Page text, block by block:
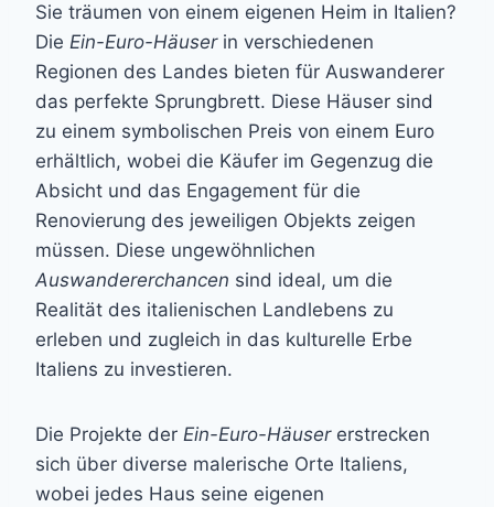
Sie träumen von einem eigenen Heim in Italien?
Die Ein-Euro-Häuserin verschiedenen
Regionen des Landes bieten für Auswanderer
das perfekte Sprungbrett. Diese Häuser sind
zu einem symbolischen Preis von einem Euro
erhältlich, wobei die Käufer im Gegenzug die
Absicht und das Engagement für die
Renovierung des jeweiligen Objekts zeigen
müssen. Diese ungewöhnlichen
Auswandererchancen sind ideal, um die
Realität des italienischen Landlebens zu
erleben und zugleich in das kulturelle Erbe
Italiens zu investieren.
Die Projekte der Ein-Euro-Häusererstrecken
sich über diverse malerische Orte Italiens,
wobei jedes Haus seine eigenen